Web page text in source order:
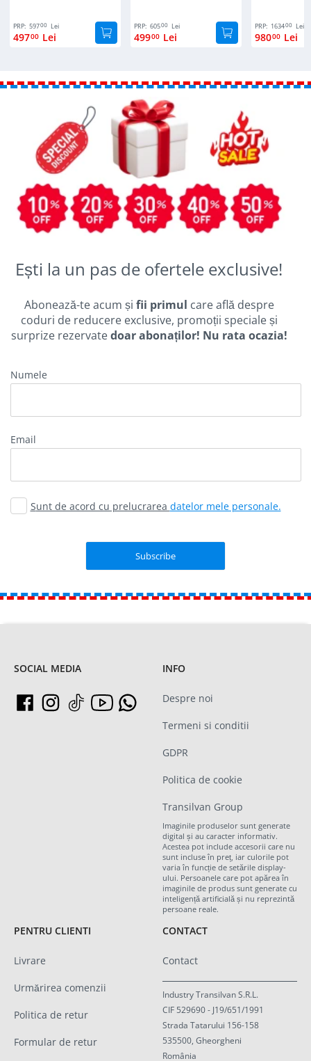
PRP: 59700 Lei
49700 Lei
PRP: 60500 Lei
49900 Lei
PRP: 163400 Lei
98000 Lei
Ești la un pas de ofertele exclusive!
Abonează-te acum și fii primul care află despre
coduri de reducere exclusive, promoții speciale și
surprize rezervatedoar abonaților! Nu rata ocazia!
Numele
email
Sunt de acord cu prelucrarea datelor mele personale.
SOCIAL MEDIA INFO
Despre noi
Termeni si conditii
GDPR
Politica de cookie
Transilvan Group
Imaginile produselor sunt generate
digital și au caracter informativ.
Acestea pot include accesorii care nu
sunt incluse în preț, iar culorile pot
varia în funcție de setările display-
ului. Persoanele care pot apărea în
imaginile de produs sunt generate cu
inteligență artificială și nu reprezintă
persoane reale.
PENTRU CLIENTI
Livrare
Urmărirea comenzii
Politica de retur
Formular de retur
CONTACT
Contact
Industry Transilvan S.R.L.
CIF 529690 - J19/651/1991
Strada Tatarului 156-158
535500, Gheorgheni
România